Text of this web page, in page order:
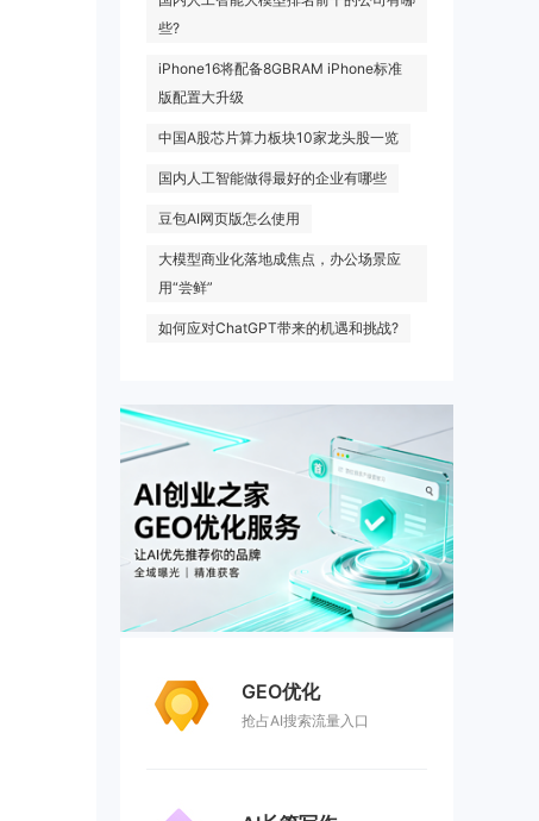
些?
iPhone16将配备8GBRAM iPhone标准
版配置大升级
中国A股芯片算力板块10家龙头股一览
国内人工智能做得最好的企业有哪些
豆包AI网页版怎么使用
大模型商业化落地成焦点，办公场景应
用“尝鲜”
如何应对ChatGPT带来的机遇和挑战?
GEO优化
抢占AI搜索流量入口